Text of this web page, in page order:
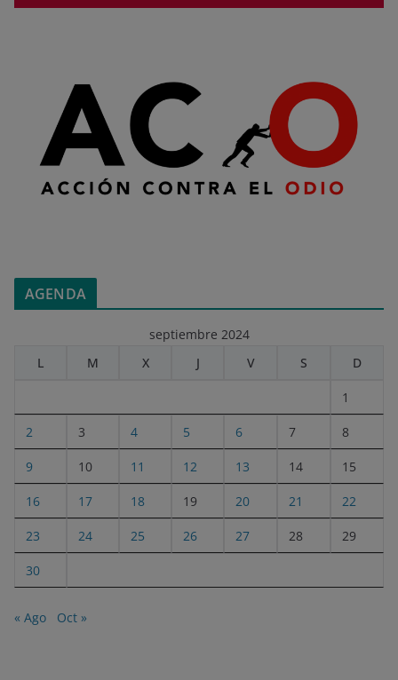
AGENDA
septiembre 2024
L
M X J V S D
1
2 3 4 5 6 7 8
9 10 11 12 13 14 15
16 17 18 19 20 21 22
23 24 25 26 27 28 29
30
« Ago Oct »